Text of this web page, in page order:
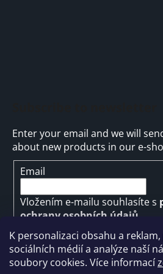
K personalizaci obsahu a
sociálních médií a analýze naší
soubory cookies. Více informací
Enter your email and we will
about new products in our e-
Email
Vložením e-mailu souhlasíte s
ochrany osobních údajů
SUBSCRIBE